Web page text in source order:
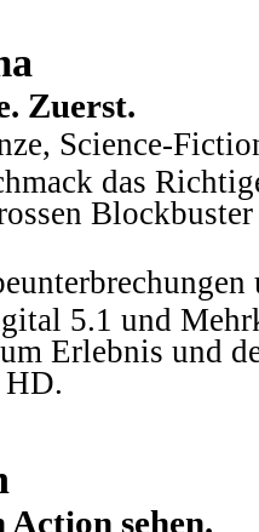
Zuerst.
Science-
das
5.1 und
Erlebnis und
HD.
Action sehen.